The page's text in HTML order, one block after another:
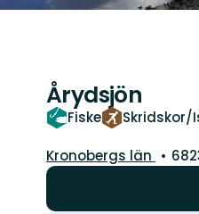
Årydsjön
Fiske Skridskor/
Län:
Kronobergs län